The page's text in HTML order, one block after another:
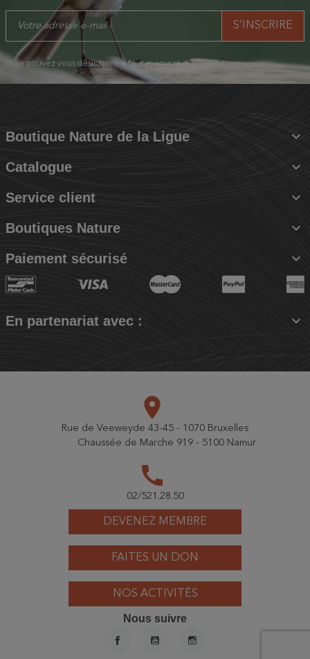
Vous pouvez vous désinscrire à tout moment.
Boutique Nature de la Ligue 
Catalogue 
Service client 
Boutiques Nature 
Paiement sécurisé 
En partenariat avec : 
DEVENEZ MEMBRE
FAITES UN DON
NOS ACTIVITÉS
place
Rue de Veeweyde 43-45 - 1070 Bruxelles
Chaussée de Marche 919 - 5100 Namur
call
02/521.28.50
Nous suivre